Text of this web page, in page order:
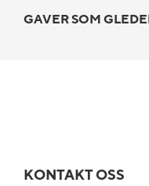
GAVER SOM
KONTAKT OSS